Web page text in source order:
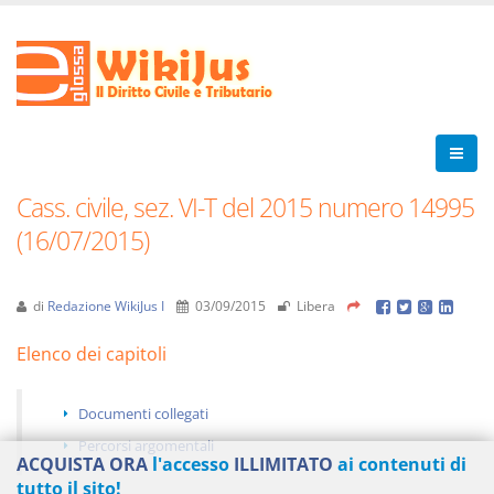
Cass. civile, sez. VI-T del 2015 numero 14995
(16/07/2015)
di Redazione WikiJus I 03/09/2015 Libera
Elenco dei capitoli
Documenti collegati
Percorsi argomentali
ACQUISTA ORA l'accesso ILLIMITATO ai contenuti di
tutto il sito!